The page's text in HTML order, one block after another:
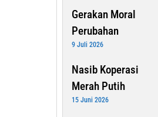
Gerakan Moral
Perubahan
9 Juli 2026
Nasib Koperasi
Merah Putih
15 Juni 2026